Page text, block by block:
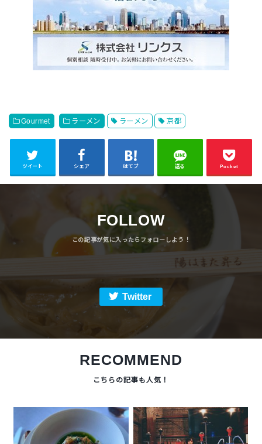
Gourmet ラーメン ラーメン 京都
ツイート シェア はてブ 送る Pocket
FOLLOW
Twitter
RECOMMEND